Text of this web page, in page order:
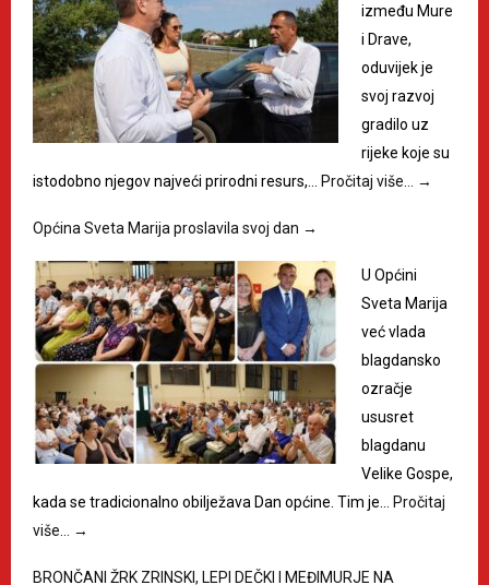
između Mure
i Drave,
oduvijek je
svoj razvoj
gradilo uz
rijeke koje su
istodobno njegov najveći prirodni resurs,…
Pročitaj više… →
Općina Sveta Marija proslavila svoj dan →
U Općini
Sveta Marija
već vlada
blagdansko
ozračje
ususret
blagdanu
Velike Gospe,
kada se tradicionalno obilježava Dan općine. Tim je…
Pročitaj
više…
→
BRONČANI ŽRK ZRINSKI, LEPI DEČKI I MEĐIMURJE NA